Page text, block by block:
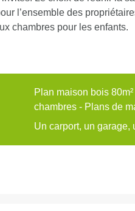
l’ensemble des
chambres pour les enfants.
Plan maison bois
chambres - Plans de
Un carport, un garage,